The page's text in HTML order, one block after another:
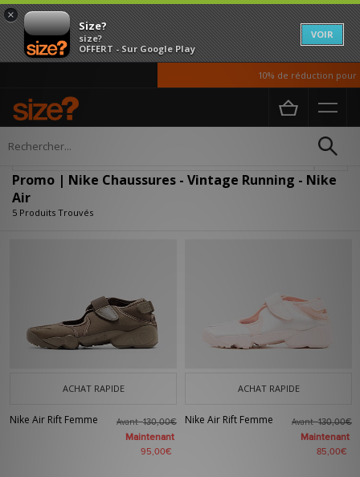
×
Size?
size?
OFFERT - Sur Google Play
VOIR
10% de réduction pour
Accueil Femme
Promo | Nike Chaussures - Vintage Running - Nike
Air
5 Produits Trouvés
ACHAT RAPIDE
Nike Air Rift Femme Avant130,00€
Maintenant
95,00€
ACHAT RAPIDE
Nike Air Rift Femme Avant130,00€
Maintenant
85,00€